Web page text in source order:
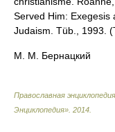
Served Him: Exegesis
Judaism. Tüb., 1993.
М. М. Бернацкий
Православная
Энциклопедия» 2014